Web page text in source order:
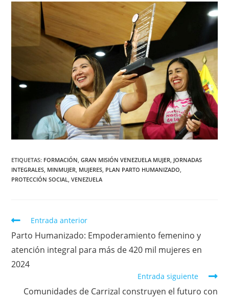
ETIQUETAS: FORMACIÓN, GRAN MISIÓN VENEZUELA MUJER, JORNADAS
INTEGRALES, MINMUJER, MUJERES, PLAN PARTO HUMANIZADO,
PROTECCIÓN SOCIAL, VENEZUELA
Entrada anterior
Parto Humanizado: Empoderamiento femenino y
atención integral para más de 420 mil mujeres en
2024
Entrada siguiente
Comunidades de Carrizal construyen el futuro con